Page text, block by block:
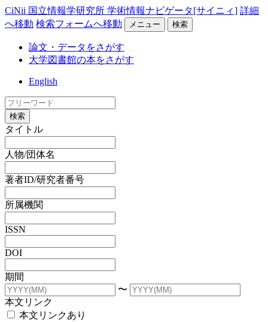
CiNii 国立情報学研究所 学術情報ナビゲータ[サイニィ] 詳細
へ移動 検索フォームへ移動 メニュー 検索
論文・データをさがす
大学図書館の本をさがす
English
検索
タイトル
人物/団体名
著者ID/研究者番号
所属機関
ISSN
DOI
期間
〜
本文リンク
本文リンクあり